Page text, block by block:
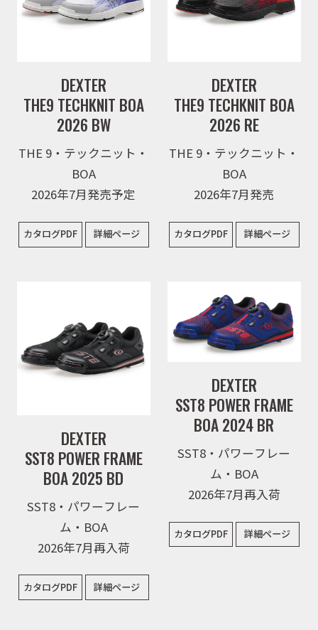
DEXTER
THE9 TECHKNIT BOA
2026 BW
THE 9・テックニット・
BOA
2026年7月発売予定
カタログPDF 詳細ページ
DEXTER
THE9 TECHKNIT BOA
2026 RE
THE 9・テックニット・
BOA
2026年7月発売
カタログPDF 詳細ページ
DEXTER
SST8 POWER FRAME
BOA 2025 BD
SST8・パワーフレー
ム・BOA
2026年7月再入荷
カタログPDF 詳細ページ
DEXTER
SST8 POWER FRAME
BOA 2024 BR
SST8・パワーフレー
ム・BOA
2026年7月再入荷
カタログPDF 詳細ページ